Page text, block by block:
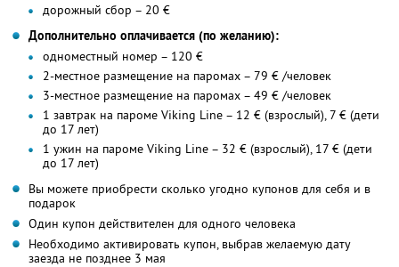
дорожный сбор – 20 €
Дополнительно оплачивается (по желанию):
одноместный номер – 120 €
2-местное размещение на паромах – 79 € /человек
3-местное размещение на паромах – 49 € /человек
1 завтрак на пароме Viking Line – 12 € (взрослый), 7 € (дети
до 17 лет)
1 ужин на пароме Viking Line – 32 € (взрослый), 17 € (дети
до 17 лет)
Вы можете приобрести сколько угодно купонов для себя и в
подарок
Один купон действителен для одного человека
Необходимо активировать купон, выбрав желаемую дату
заезда не позднее 3 мая